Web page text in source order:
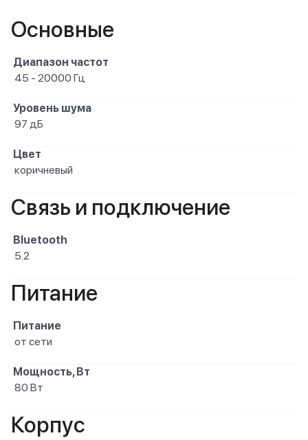
Основные
Диапазон частот
45 - 20000 Гц
Уровень шума
97 дБ
Цвет
коричневый
Связь и подключение
Bluetooth
5.2
Питание
Питание
от сети
Мощность, Вт
80 Вт
Корпус